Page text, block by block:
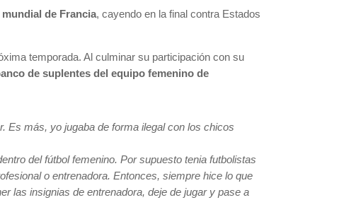
de Francia, cayendo en la final contra Estados
temporada. Al culminar su participación con su
de suplentes del equipo femenino de
Es más, yo jugaba de forma ilegal con los chicos
del fútbol femenino. Por supuesto tenia futbolistas
o entrenadora. Entonces, siempre hice lo que
las insignias de entrenadora, deje de jugar y pase a